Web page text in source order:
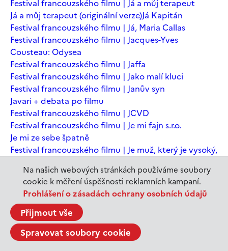
Na našich webových stránkách používáme soubory
cookie k měření úspěšnosti reklamních kampaní.
Prohlášení o zásadách ochrany osobních údajů
Přijmout vše
Spravovat soubory cookie
Festival francouzského filmu | Já a můj terapeut
Já a můj terapeut (originální verze)Já Kapitán
Festival francouzského filmu | Já, Maria Callas
Festival francouzského filmu | Jacques-Yves
Cousteau: Odysea
Festival francouzského filmu | Jaffa
Festival francouzského filmu | Jako malí kluci
Festival francouzského filmu | Janův syn
Javari + debata po filmu
Festival francouzského filmu | JCVD
Festival francouzského filmu | Je mi fajn s.r.o.
Je mi ze sebe špatně
Festival francouzského filmu | Je muž, který je vysoký,
Chomským
Festival francouzského filmu | Je to jen konec světa
Festival francouzského filmu | Je to jen konec světa
Festival francouzského filmu | Jeanne du Barry -
Králova milenka
Jeanne du Barry – Králova milenka